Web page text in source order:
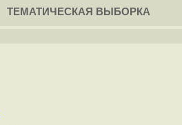
ТЕМАТИЧЕСКАЯ ВЫБОРКА